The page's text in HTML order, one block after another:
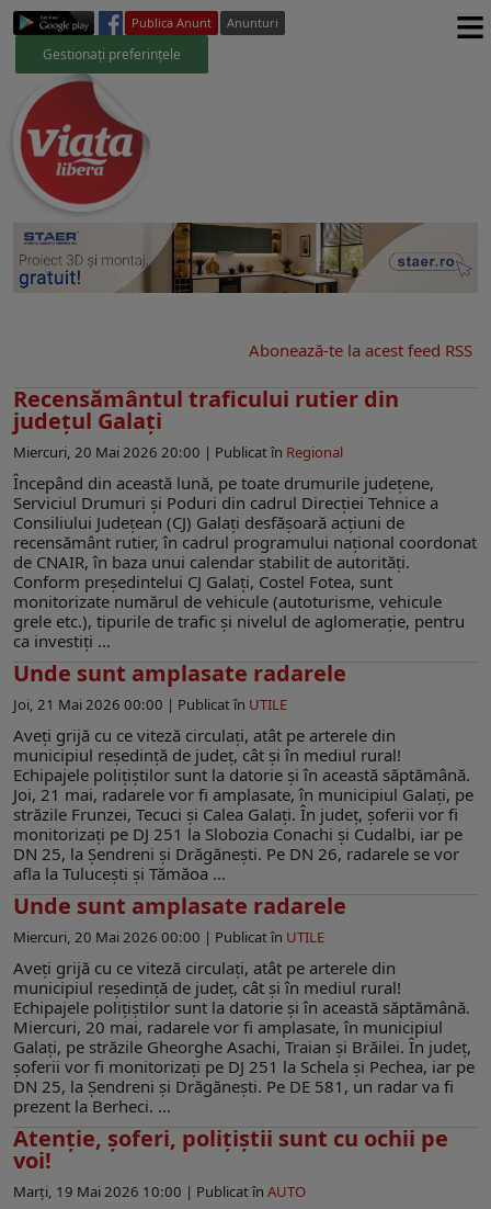
Publica Anunt Anunturi
Gestionați preferințele ≡
Abonează-te la acest feed RSS
Recensământul traficului rutier din
județul Galați
Miercuri, 20 Mai 2026 20:00 | Publicat în Regional
Începând din această lună, pe toate drumurile județene,
Serviciul Drumuri și Poduri din cadrul Direcției Tehnice a
Consiliului Județean (CJ) Galați desfășoară acțiuni de
recensământ rutier, în cadrul programului național coordonat
de CNAIR, în baza unui calendar stabilit de autorități.
Conform președintelui CJ Galați, Costel Fotea, sunt
monitorizate numărul de vehicule (autoturisme, vehicule
grele etc.), tipurile de trafic și nivelul de aglomerație, pentru
ca investiți ...
Unde sunt amplasate radarele
Joi, 21 Mai 2026 00:00 | Publicat în UTILE
Aveţi grijă cu ce viteză circulaţi, atât pe arterele din
municipiul reşedinţă de judeţ, cât şi în mediul rural!
Echipajele poliţiştilor sunt la datorie și în această săptămână.
Joi, 21 mai, radarele vor fi amplasate, în municipiul Galați, pe
străzile Frunzei, Tecuci și Calea Galați. În județ, șoferii vor fi
monitorizați pe DJ 251 la Slobozia Conachi și Cudalbi, iar pe
DN 25, la Șendreni și Drăgănești. Pe DN 26, radarele se vor
afla la Tulucești și Tămăoa ...
Unde sunt amplasate radarele
Miercuri, 20 Mai 2026 00:00 | Publicat în UTILE
Aveţi grijă cu ce viteză circulaţi, atât pe arterele din
municipiul reşedinţă de judeţ, cât şi în mediul rural!
Echipajele poliţiştilor sunt la datorie și în această săptămână.
Miercuri, 20 mai, radarele vor fi amplasate, în municipiul
Galați, pe străzile Gheorghe Asachi, Traian și Brăilei. În județ,
șoferii vor fi monitorizați pe DJ 251 la Schela și Pechea, iar pe
DN 25, la Șendreni și Drăgănești. Pe DE 581, un radar va fi
prezent la Berheci. ...
Atenţie, şoferi, poliţiştii sunt cu ochii pe
voi!
Marți, 19 Mai 2026 10:00 | Publicat în AUTO